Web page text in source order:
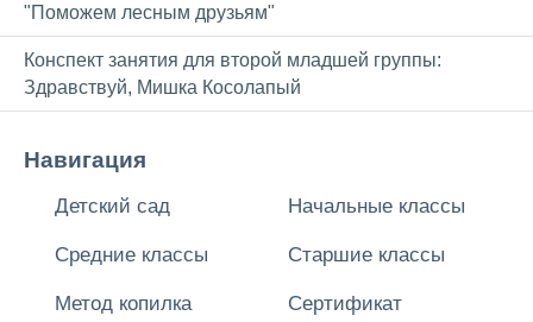
"Поможем лесным друзьям"
Конспект занятия для второй младшей группы:
Здравствуй, Мишка Косолапый
Навигация
Детский сад Начальные классы
Средние классы Старшие классы
Метод копилка Сертификат